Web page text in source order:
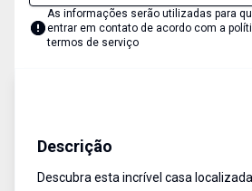
As informações serão utilizadas para
entrar em contato de acordo com a
termos de serviço
Descrição
Descubra esta incrível casa